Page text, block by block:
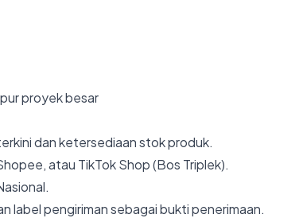
proyek besar
dan ketersediaan stok produk.
atau TikTok Shop (Bos Triplek).
label pengiriman sebagai bukti penerimaan.